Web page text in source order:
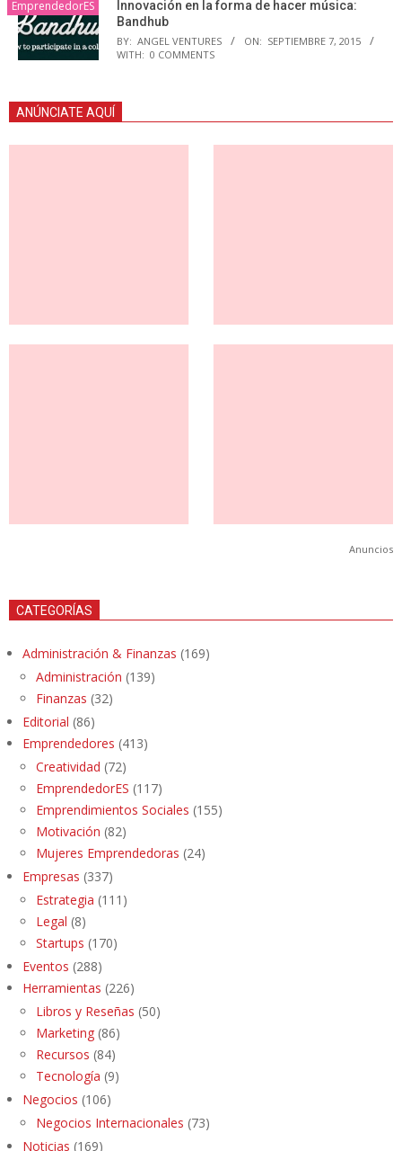
EmprendedorES
Innovación en la forma de hacer música:
Bandhub
BY: ANGEL VENTURES ON: SEPTIEMBRE 7, 2015
WITH: 0 COMMENTS
ANÚNCIATE AQUÍ
Anuncios
CATEGORÍAS
Administración & Finanzas (169)
Administración (139)
Finanzas (32)
Editorial (86)
Emprendedores (413)
Creatividad (72)
EmprendedorES (117)
Emprendimientos Sociales (155)
Motivación (82)
Mujeres Emprendedoras (24)
Empresas (337)
Estrategia (111)
Legal (8)
Startups (170)
Eventos (288)
Herramientas (226)
Libros y Reseñas (50)
Marketing (86)
Recursos (84)
Tecnología (9)
Negocios (106)
Negocios Internacionales (73)
Noticias (169)